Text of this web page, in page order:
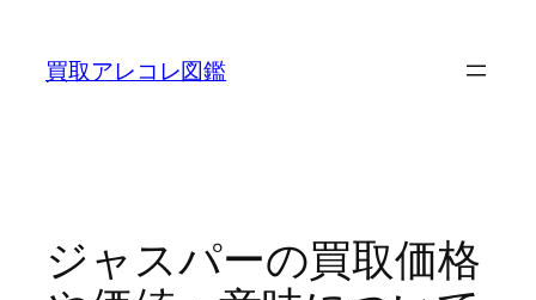
買取アレコレ図鑑
ジャスパーの買取価格